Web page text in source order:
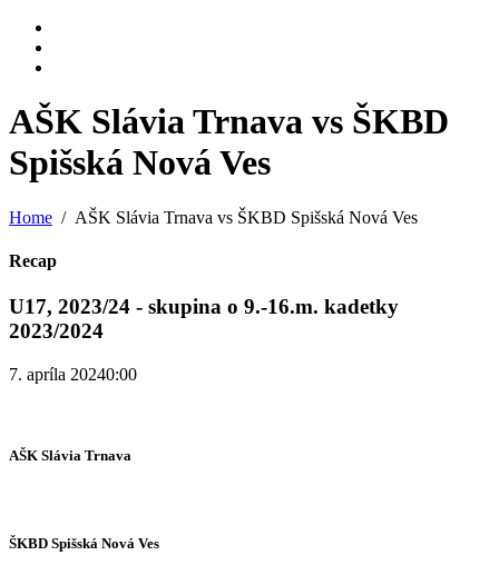
AŠK Slávia Trnava vs ŠKBD
Spišská Nová Ves
Home AŠK Slávia Trnava vs ŠKBD Spišská Nová Ves
Recap
U17, 2023/24 - skupina o 9.-16.m. kadetky
2023/2024
7. apríla 20240:00
AŠK Slávia Trnava
ŠKBD Spišská Nová Ves